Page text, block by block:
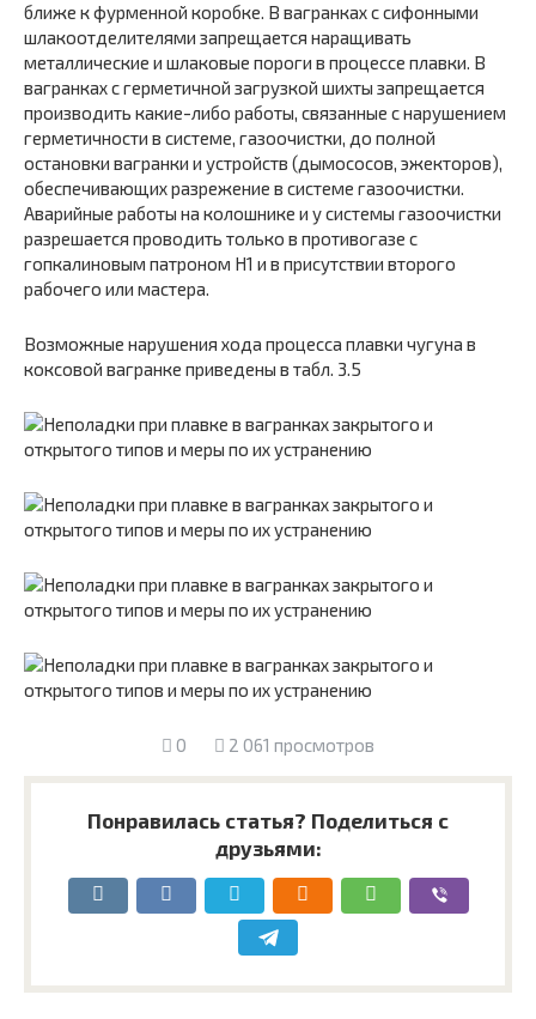
ближе к фурменной коробке. В вагранках с сифонными
шлакоотделителями запрещается наращивать
металлические и шлаковые пороги в процессе плавки. В
вагранках с герметичной загрузкой шихты запрещается
производить какие-либо работы, связанные с нарушением
герметичности в системе, газоочистки, до полной
остановки вагранки и устройств (дымососов, эжекторов),
обеспечивающих разрежение в системе газоочистки.
Аварийные работы на колошнике и у системы газоочистки
разрешается проводить только в противогазе с
гопкалиновым патроном Н1 и в присутствии второго
рабочего или мастера.
Возможные нарушения хода процесса плавки чугуна в
коксовой вагранке приведены в табл. 3.5
0 2 061 просмотров
Понравилась статья? Поделиться с
друзьями: